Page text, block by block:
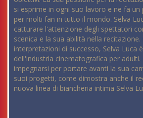
si esprime in ogni suo lavoro e ne fa
per molti fan in tutto il mondo. Selva
catturare l'attenzione degli spettatori
scenica e la sua abilità nella recitazione.
interpretazioni di successo, Selva Luca
dell'industria cinematografica per
impegnarsi per portare avanti la sua
suoi progetti, come dimostra anche il
nuova linea di biancheria intima Selva